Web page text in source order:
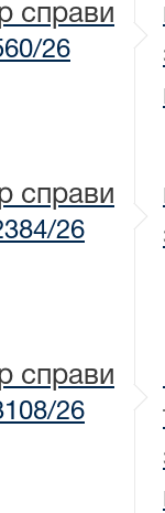
справи
26
справи
26
справи
26